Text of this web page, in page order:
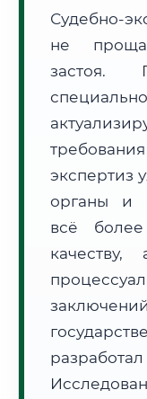
📍 Региональная
Тел. код:
Почтовые индексы:
Часовой пояс:
Формат учебы:
🗺️ Зона обслуживания:
Расчет логистики
• Маршрут транзита:
• Экспресс-доставка
Судебно-
не
застоя.
экспертиз
органы и
всё
качеству,